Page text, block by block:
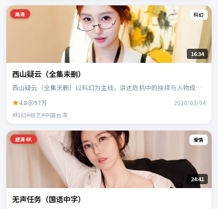
高清 科幻
16:34
西山疑云（全集未删）
西山疑云（全集未删）以科幻为主线，讲述危机中的抉择与人物成
4.8 97万 2020/03/04
#科幻#综艺#中国台湾
超清4K 爱情
24:41
无声任务（国语中字）